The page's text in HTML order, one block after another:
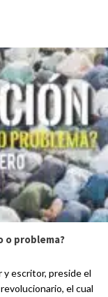
o problema?
escritor, preside el
el cual